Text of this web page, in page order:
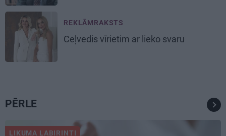
REKLĀMRAKSTS
Ceļvedis vīrietim ar lieko svaru
PĒRLE
LIKUMA LABIRINTI